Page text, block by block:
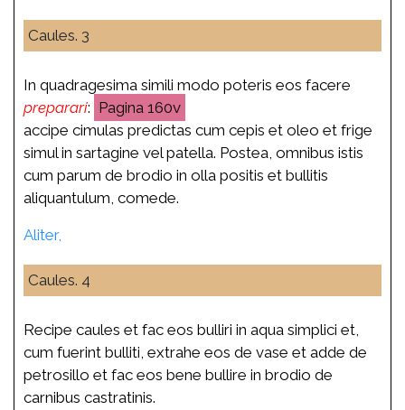
Caules. 3
In quadragesima simili modo poteris eos facere
preparari:
160v
accipe cimulas predictas cum cepis et oleo et frige
simul in sartagine vel patella. Postea, omnibus istis
cum parum de brodio in olla positis et bullitis
aliquantulum, comede.
Aliter,
Caules. 4
Recipe caules et fac eos bulliri in aqua simplici et,
cum fuerint bulliti, extrahe eos de vase et adde de
petrosillo et fac eos bene bullire in brodio de
carnibus castratinis.